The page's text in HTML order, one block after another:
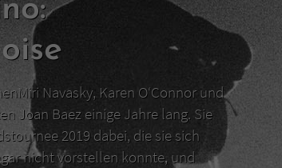
Navasky, Karen O‘Connor und
Joan Baez einige Jahre lang. Sie
2019 dabei, die sie sich
nicht vorstellen konnte, und